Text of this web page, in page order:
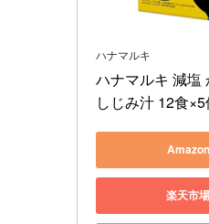
ハナマルキ
ハナマルキ 減塩
しじみ汁 12食×5
楽天市